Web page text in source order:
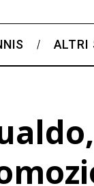
ALTRI